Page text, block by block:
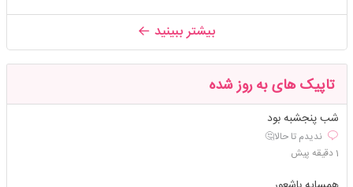
بیشتر ببینید
تاپیک های به روز شده
شب پنجشبه بود
ندیدم تا حالا🤔
1 دقیقه پیش